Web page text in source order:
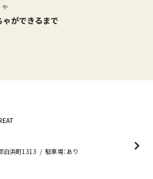
ゃができるまで
白浜町1313 駐車場：あり